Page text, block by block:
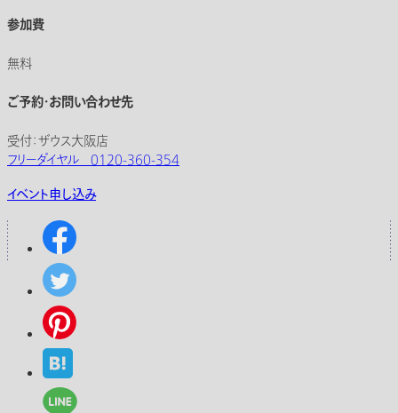
参加費
無料
ご予約・お問い合わせ先
受付：ザウス大阪店
フリーダイヤル 0120-360-354
イベント申し込み